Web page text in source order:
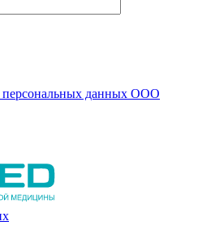
персональных данных ООО